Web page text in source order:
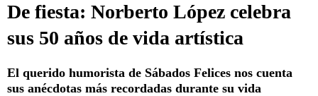
De fiesta: Norberto López celebra
sus 50 años de vida artística
El querido humorista de Sábados Felices nos cuenta
sus anécdotas más recordadas durante su vida